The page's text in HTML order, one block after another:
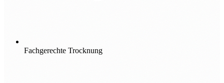
Fachgerechte Trocknung